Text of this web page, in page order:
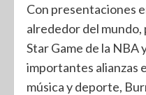
Con presentaciones
alrededor del
Star Game de la NBA
importantes alianzas
música y deporte,